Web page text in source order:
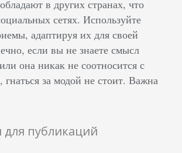
в других странах, что
сетях. Используйте
адаптируя их для своей
если вы не знаете смысл
она никак не соотносится с
за модой не стоит. Важна
публикаций